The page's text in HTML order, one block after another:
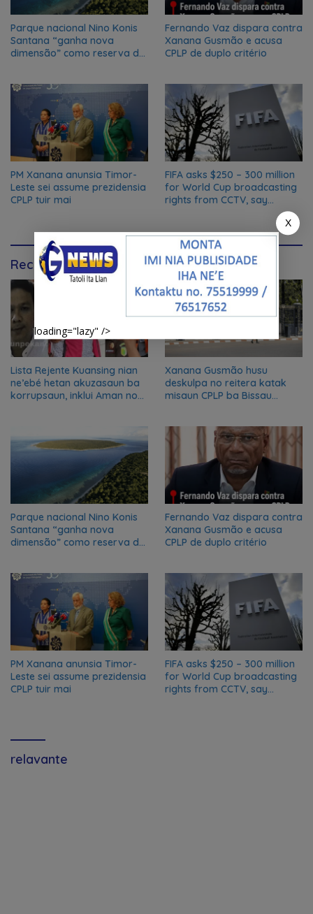
Parque nacional Nino Konis
Santana “ganha nova
dimensão” como reserva da
Fernando Vaz dispara contra
Xanana Gusmão e acusa
CPLP de duplo critério
PM Xanana anunsia Timor-
Leste sei assume prezidensia
CPLP tuir mai
FIFA asks $250 – 300 million
for World Cup broadcasting
rights from CCTV, say
responds to Global Times
talks ‘ongoing’
Recommendation for You
Lista Rejente Kuansing nian
ne’ebé hetan akuzasaun ba
korrupsaun, inklui Aman no
Xanana Gusmão husu
deskulpa no reitera katak
misaun CPLP ba Bissau
Parque nacional Nino Konis
Santana “ganha nova
dimensão” como reserva da
Fernando Vaz dispara contra
Xanana Gusmão e acusa
CPLP de duplo critério
PM Xanana anunsia Timor-
Leste sei assume prezidensia
CPLP tuir mai
FIFA asks $250 – 300 million
for World Cup broadcasting
rights from CCTV, say
relavante
X
loading="lazy" />